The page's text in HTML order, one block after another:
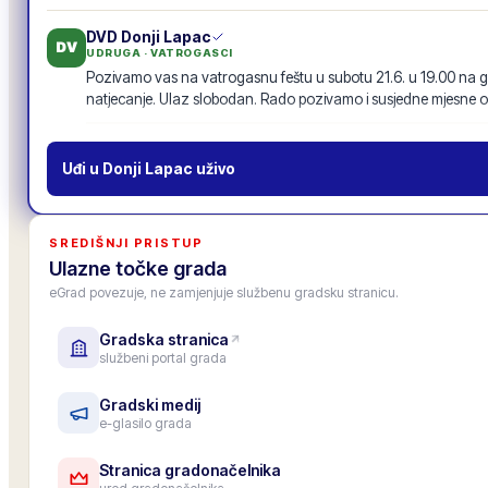
DV
DVD Donji Lapac
UDRUGA · VATROGASCI
Pozivamo vas na vatrogasnu feštu u subotu 21.6. u 19.00
natjecanje. Ulaz slobodan. Rado pozivamo i susjedne mjesne
POZIV
Vatrogasna fešta · 21.6.
19odgovora·94lajkova
MO Centar
MJESNI ODBOR
Inicijativu za nogostup uz glavnu cestu s 87 potpisa proslijedili
prenosimo u zajednički tok objava, da je vide i drugi mjesni
11odgovora· 52lajkova
OŠ
Gradska osnovna škola
USTANOVA · ŠKOLA
Roditeljski sastanak za roditelje budućih prvašića: 25. lipnja u
odgovora
Uđi u Donji Lapac uživo
SREDIŠNJI PRISTUP
Ulazne točke grada
eGrad povezuje, ne zamjenjuje službenu gradsku stranicu.
Gradska stranica
službeni portal grada
Gradski medij
e-glasilo grada
Stranica gradonačelnika